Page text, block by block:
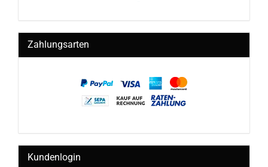
Zahlungsarten
Kundenlogin